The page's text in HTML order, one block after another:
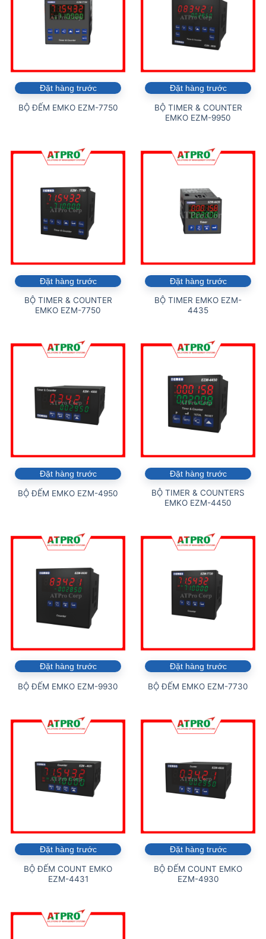
Đặt hàng trước
BỘ ĐẾM EMKO EZM-7750
Đặt hàng trước
BỘ TIMER & COUNTER
EMKO EZM-9950
Đặt hàng trước
BỘ TIMER & COUNTER
EMKO EZM-7750
Đặt hàng trước
BỘ TIMER EMKO EZM-
4435
Đặt hàng trước
BỘ ĐẾM EMKO EZM-4950
Đặt hàng trước
BỘ TIMER & COUNTERS
EMKO EZM-4450
Đặt hàng trước
BỘ ĐẾM EMKO EZM-9930
Đặt hàng trước
BỘ ĐẾM EMKO EZM-7730
Đặt hàng trước
BỘ ĐẾM COUNT EMKO
EZM-4431
Đặt hàng trước
BỘ ĐẾM COUNT EMKO
EZM-4930